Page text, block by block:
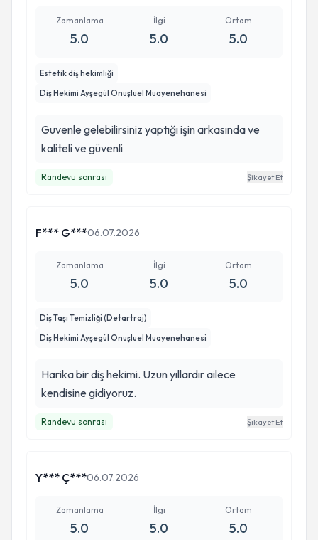
Zamanlama
5.0
İlgi
5.0
Ortam
5.0
Estetik diş hekimliği
Diş Hekimi Ayşegül Onuşluel Muayenehanesi
Guvenle gelebilirsiniz yaptığı işin arkasında ve
kaliteli ve güvenli
Randevu sonrası Şikayet Et
F*** G***06.07.2026
Zamanlama
5.0
İlgi
5.0
Ortam
5.0
Diş Taşı Temizliği (Detartraj)
Diş Hekimi Ayşegül Onuşluel Muayenehanesi
Harika bir diş hekimi. Uzun yıllardır ailece
kendisine gidiyoruz.
Randevu sonrası Şikayet Et
Y*** Ç***06.07.2026
Zamanlama
5.0
İlgi
5.0
Ortam
5.0